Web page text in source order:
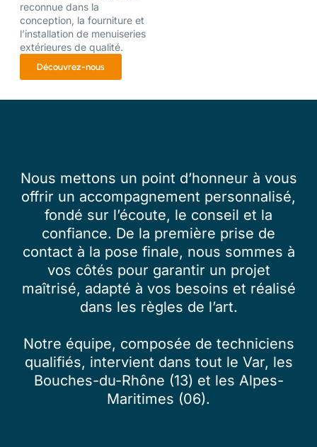
reconnue dans la
conception, la fourniture et
l’installation de menuiseries
extérieures de qualité.
Découvrez-nous
Nous mettons un point d’honneur à vous
offrir un accompagnement personnalisé,
fondé sur l’écoute, le conseil et la
confiance. De la première prise de
contact à la pose finale, nous sommes à
vos côtés pour garantir un projet
maîtrisé, adapté à vos besoins et réalisé
dans les règles de l’art.
Notre équipe, composée de techniciens
qualifiés, intervient dans tout le Var, les
Bouches-du-Rhône (13) et les Alpes-
Maritimes (06).